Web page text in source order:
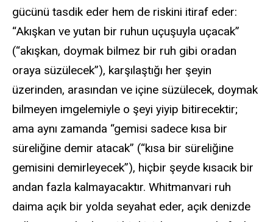
gücünü tasdik eder hem de riskini itiraf eder:
“Akışkan ve yutan bir ruhun uçuşuyla uçacak”
(“akışkan, doymak bilmez bir ruh gibi oradan
oraya süzülecek”), karşılaştığı her şeyin
üzerinden, arasından ve içine süzülecek, doymak
bilmeyen imgelemiyle o şeyi yiyip bitirecektir;
ama aynı zamanda “gemisi sadece kısa bir
süreliğine demir atacak” (“kısa bir süreliğine
gemisini demirleyecek”), hiçbir şeyde kısacık bir
andan fazla kalmayacaktır. Whitmanvari ruh
daima açık bir yolda seyahat eder, açık denizde